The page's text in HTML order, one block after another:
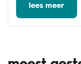
lees meer